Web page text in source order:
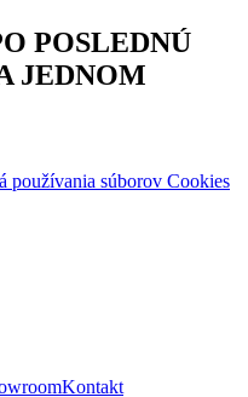
POSLEDNÚ
JEDNOM
používania súborov Cookies
Kontakt